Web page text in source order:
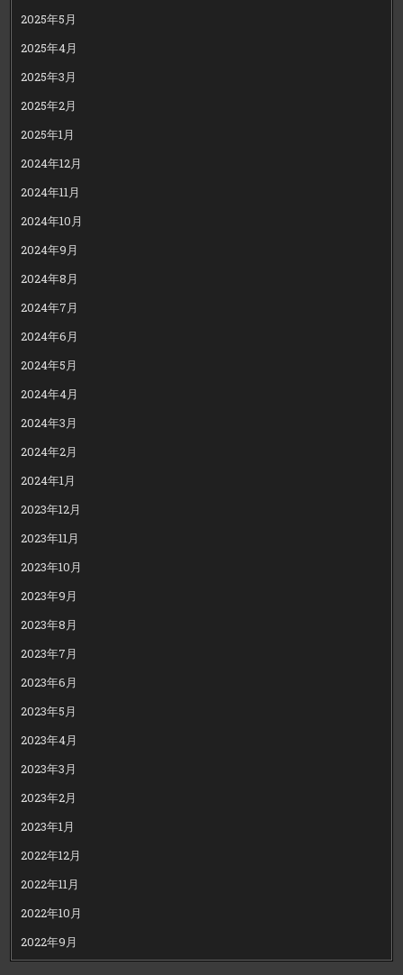
2025年5月
2025年4月
2025年3月
2025年2月
2025年1月
2024年12月
2024年11月
2024年10月
2024年9月
2024年8月
2024年7月
2024年6月
2024年5月
2024年4月
2024年3月
2024年2月
2024年1月
2023年12月
2023年11月
2023年10月
2023年9月
2023年8月
2023年7月
2023年6月
2023年5月
2023年4月
2023年3月
2023年2月
2023年1月
2022年12月
2022年11月
2022年10月
2022年9月